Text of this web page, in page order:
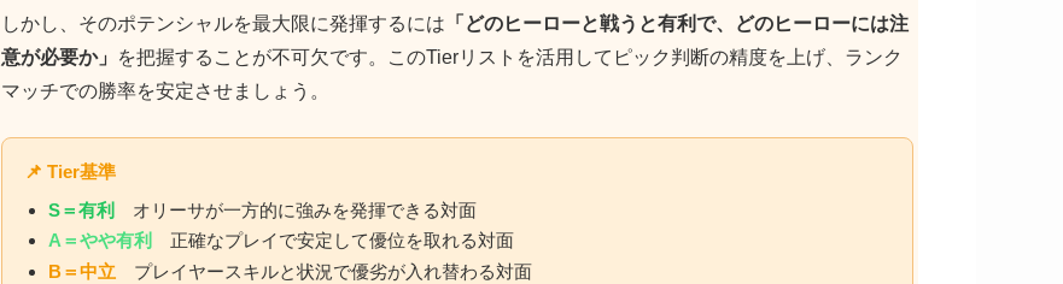
しかし、そのポテンシャルを最大限に発揮するには 「どのヒーローと戦うと有利で、どのヒーローには注
意が必要か」
を把握することが不可欠です。このTierリストを活用してピック判断の精度を上げ、ランク
マッチでの勝率を安定させましょう。
📌 Tier基準
S＝有利
オリーサが一方的に強みを発揮できる対面
A＝やや有利
正確なプレイで安定して優位を取れる対面
B＝中立 プレイヤースキルと状況で優劣が入れ替わる対面